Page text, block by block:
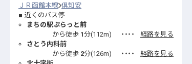
ＪＲ函館本線 倶知安
近くのバス停
まちの駅ぷらっと前
から徒歩 1分(112m) ・・・・
経路を見る
さとう内科前
から徒歩 2分(126m) ・・・・
経路を見る